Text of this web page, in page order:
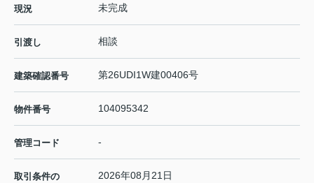
現況 未完成
引渡し 相談
建築確認番号 第26UDI1W建00406号
物件番号 104095342
管理コード -
取引条件の
2026年08月21日